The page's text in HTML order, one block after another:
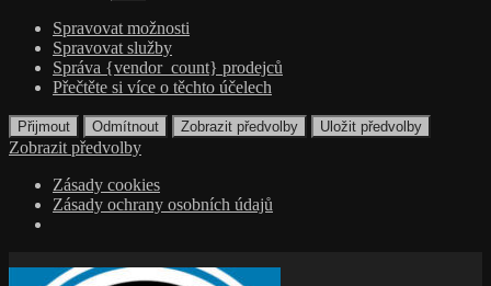
Spravovat možnosti
Spravovat služby
Správa {vendor_count} prodejců
Přečtěte si více o těchto účelech
Přijmout Odmítnout Zobrazit předvolby Uložit předvolby
Zobrazit předvolby
Zásady cookies
Zásady ochrany osobních údajů